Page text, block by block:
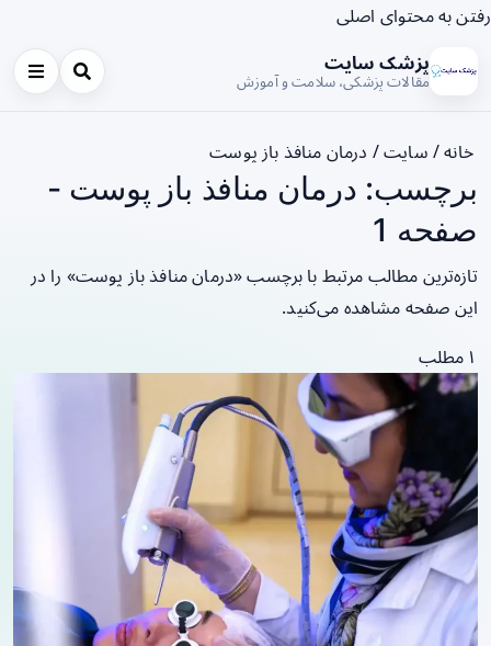
رفتن به محتوای اصلی
پزشک سایت
مقالات پزشکی، سلامت و آموزش
خانه/ سایت/ درمان منافذ باز پوست
برچسب: درمان منافذ باز پوست -
صفحه 1
تازه‌ترین مطالب مرتبط با برچسب «درمان منافذ باز پوست» را در
این صفحه مشاهده می‌کنید.
۱ مطلب